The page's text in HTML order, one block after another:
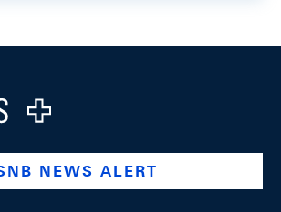
company/swiss-national-
www.youtube.com/@swissnationalbank
NEWS ALERT